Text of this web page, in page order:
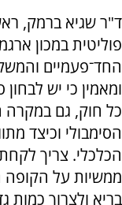
ד"ר שגיא ברמק,
פוליטית במכון
החד־פעמיים
ומאמין כי יש
כל חוק, גם במקרה
הסימבולי וכיצד
הכלכלי. צריך
ממשיות על הקופה
בריא ולצרוך כמות